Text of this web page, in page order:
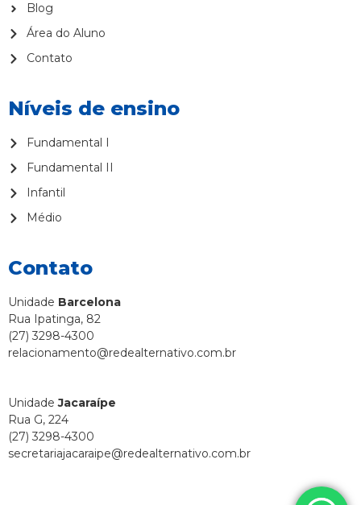
Blog
Área do Aluno
Contato
Níveis de ensino
Fundamental I
Fundamental II
Infantil
Médio
Contato
Unidade Barcelona
Rua Ipatinga, 82
(27) 3298-4300
relacionamento@redealternativo.com.br
UnidadeJacaraípe
Rua G, 224
(27) 3298-4300
secretariajacaraipe@redealternativo.com.br